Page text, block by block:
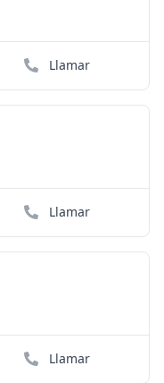
Llamar
Llamar
Llamar